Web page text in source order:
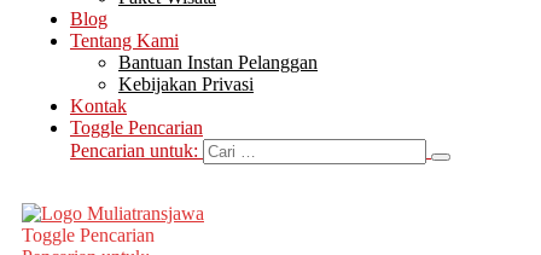
Blog
Tentang Kami
Bantuan Instan Pelanggan
Kebijakan Privasi
Kontak
Toggle Pencarian
Pencarian untuk:
Toggle Pencarian